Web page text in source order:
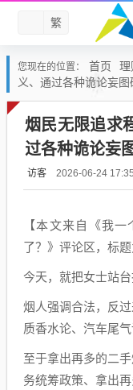
繁
您现在的位置： 首页
义、通过各种诡论妄
烟民无限追求
过各种诡论妄
访客 2026-06-24
【本文来自《我
了？》评论区，标题
今天，就把女士站
烟人强调合法，反
质香水论、汽车尾
至于拿出再多的二
务统筹政策、拿出